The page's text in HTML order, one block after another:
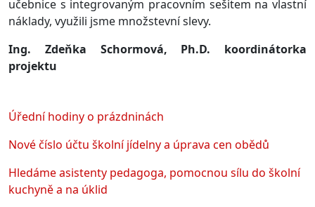
učebnice s integrovaným pracovním sešitem na vlastní
náklady, využili jsme množstevní slevy.
Ing. Zdeňka Schormová, Ph.D. koordinátorka
projektu
Úřední hodiny o prázdninách
Nové číslo účtu školní jídelny a úprava cen obědů
Hledáme asistenty pedagoga, pomocnou sílu do školní
kuchyně a na úklid